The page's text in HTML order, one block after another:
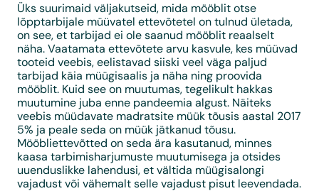
Üks suurimaid väljakutseid, mida mööblit otse
lõpptarbijale müüvatel ettevõtetel on tulnud ületada,
on see, et tarbijad ei ole saanud mööblit reaalselt
näha. Vaatamata ettevõtete arvu kasvule, kes müüvad
tooteid veebis, eelistavad siiski veel väga paljud
tarbijad käia müügisaalis ja näha ning proovida
mööblit. Kuid see on muutumas, tegelikult hakkas
muutumine juba enne pandeemia algust. Näiteks
veebis müüdavate madratsite müük tõusis aastal 2017
5% ja peale seda on müük jätkanud tõusu.
Mööbliettevõtted on seda ära kasutanud, minnes
kaasa tarbimisharjumuste muutumisega ja otsides
uuenduslikke lahendusi, et vältida müügisalongi
vajadust või vähemalt selle vajadust pisut leevendada.